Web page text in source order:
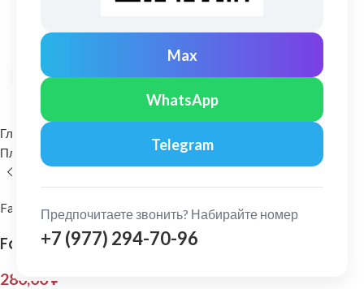
Max
WhatsApp
Telegram
Предпочитаете звонить? Набирайте номер
+7 (977) 294-70-96
Нажмите, чтобы увеличить
Главная
Пластиковые водосточные системы Колено нижнее (слив)
FarAcs
FarAcs: Слив трубы Коричневый
280,00₽